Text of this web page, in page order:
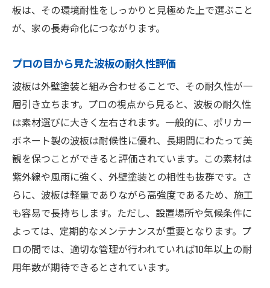
板は、その環境耐性をしっかりと見極めた上で選ぶこと
が、家の長寿命化につながります。
プロの目から見た波板の耐久性評価
波板は外壁塗装と組み合わせることで、その耐久性が一
層引き立ちます。プロの視点から見ると、波板の耐久性
は素材選びに大きく左右されます。一般的に、ポリカー
ボネート製の波板は耐候性に優れ、長期間にわたって美
観を保つことができると評価されています。この素材は
紫外線や風雨に強く、外壁塗装との相性も抜群です。さ
らに、波板は軽量でありながら高強度であるため、施工
も容易で長持ちします。ただし、設置場所や気候条件に
よっては、定期的なメンテナンスが重要となります。プ
ロの間では、適切な管理が行われていれば10年以上の耐
用年数が期待できるとされています。